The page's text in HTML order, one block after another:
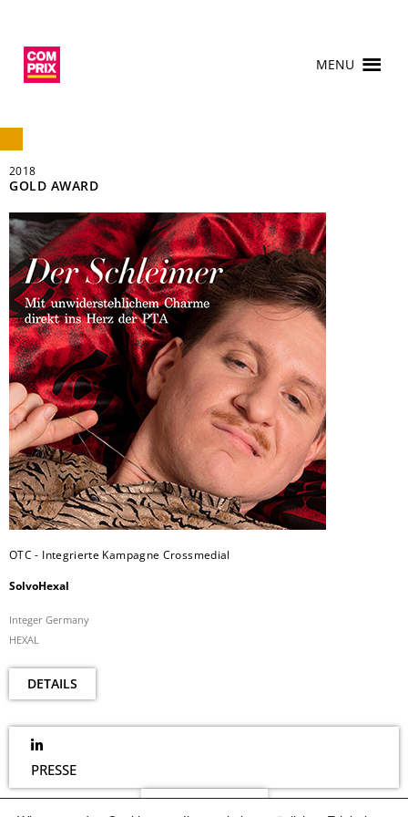
MENU
2018
GOLD AWARD
OTC - Integrierte Kampagne Crossmedial
SolvoHexal
Integer Germany
HEXAL
DETAILS
PRESSE